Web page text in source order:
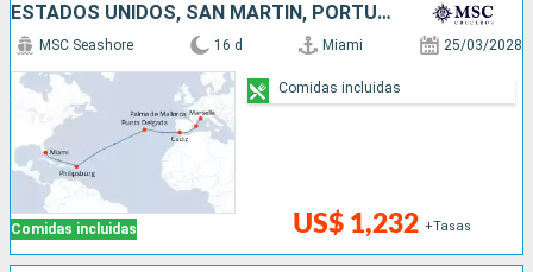
ESTADOS UNIDOS, SAN MARTÍN, PORTUGAL, ESPAÑA, FRANCIA
Comidas incluidas
MSC Seashore 16 d Miami 25/03/2028
US$ 1,232 +Tasas
Comidas incluidas